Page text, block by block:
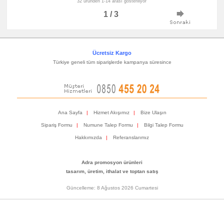
32 üründen 1-14 arası gösteriliyor
1 / 3
Ücretsiz Kargo
Türkiye geneli tüm siparişlerde kampanya süresince
Ana Sayfa | Hizmet Akışımız | Bize Ulaşın
Sipariş Formu | Numune Talep Formu | Bilgi Talep Formu
Hakkımızda | Referanslarımız
Adra promosyon ürünleri
tasarım, üretim, ithalat ve toptan satış
Güncelleme: 8 Ağustos 2026 Cumartesi